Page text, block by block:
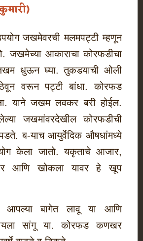
जखमेवरची मलमपट्टी म्हणून
जखमेच्या आकाराचा कोरफडीचा
धुऊन घ्या. तुकडयाची ओली
वरून पट्टी बांधा. कोरफड
याने जखम लवकर बरी होईल.
जखमांवरदेखील कोरफडीची
ब-याच आयुर्वेदिक औषधांमध्ये
केला जातो. यकृताचे आजार,
आणि खोकला यावर हे खूप
बागेत लावू या आणि
सांगू या. कोरफड कणखर